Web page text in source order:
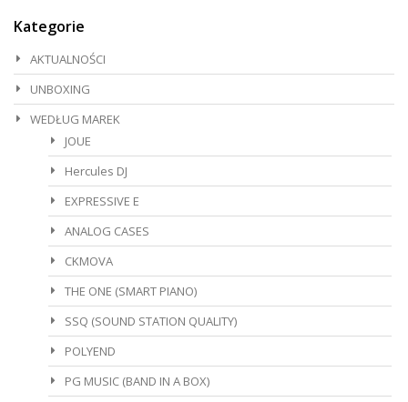
Kategorie
AKTUALNOŚCI
UNBOXING
WEDŁUG MAREK
JOUE
Hercules DJ
EXPRESSIVE E
ANALOG CASES
CKMOVA
THE ONE (SMART PIANO)
SSQ (SOUND STATION QUALITY)
POLYEND
PG MUSIC (BAND IN A BOX)